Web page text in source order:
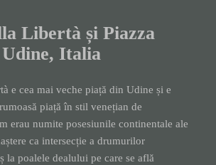
Libertà și Piazza
Italia
e cea mai veche piață din Udine și e
piață în stil venețian de
erau numite posesiunile continentale ale
ca intersecție a drumurilor
la poalele dealului pe care se află